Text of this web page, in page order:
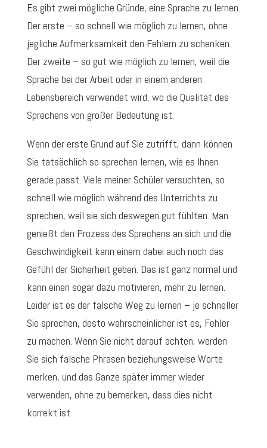
Es gibt zwei mögliche Gründe, eine Sprache zu lernen.
Der erste – so schnell wie möglich zu lernen, ohne
jegliche Aufmerksamkeit den Fehlern zu schenken.
Der zweite – so gut wie möglich zu lernen, weil die
Sprache bei der Arbeit oder in einem anderen
Lebensbereich verwendet wird, wo die Qualität des
Sprechens von großer Bedeutung ist.
Wenn der erste Grund auf Sie zutrifft, dann können
Sie tatsächlich so sprechen lernen, wie es Ihnen
gerade passt. Viele meiner Schüler versuchten, so
schnell wie möglich während des Unterrichts zu
sprechen, weil sie sich deswegen gut fühlten. Man
genießt den Prozess des Sprechens an sich und die
Geschwindigkeit kann einem dabei auch noch das
Gefühl der Sicherheit geben. Das ist ganz normal und
kann einen sogar dazu motivieren, mehr zu lernen.
Leider ist es der falsche Weg zu lernen – je schneller
Sie sprechen, desto wahrscheinlicher ist es, Fehler
zu machen. Wenn Sie nicht darauf achten, werden
Sie sich falsche Phrasen beziehungsweise Worte
merken, und das Ganze später immer wieder
verwenden, ohne zu bemerken, dass dies nicht
korrekt ist.